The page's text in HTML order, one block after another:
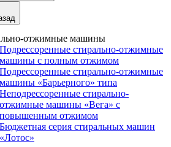
отжимные машины
Подрессоренные стирально-отжимные
машины с полным отжимом
Подрессоренные стирально-отжимные
машины «Барьерного» типа
Неподрессоренные стирально-
отжимные машины «Вега» с
повышенным отжимом
Бюджетная серия стиральных машин
«Лотос»